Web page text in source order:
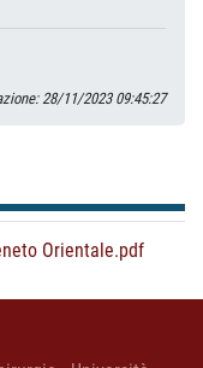
28/11/2023 09:45:27
Orientale.pdf